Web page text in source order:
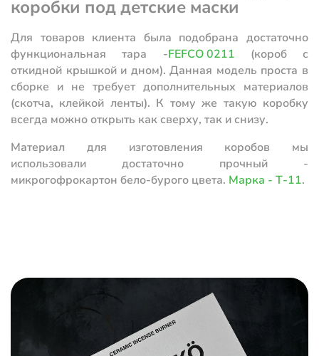
коробки под детские маски
Для товаров клиента была подобрана достаточно
функциональная тара -FEFCO 0211 (короб с
откидной крышкой и дном). Данная модель проста в
сборке и не требует дополнительных материалов
(скотча, клейкой ленты). К тому же такую коробку
всегда можно открыть как сверху, так и снизу.
Материал для изготовления коробов мы
использовали достаточно прочный -
микрогофрокартон бело-бурого цвета. Марка - Т-11.